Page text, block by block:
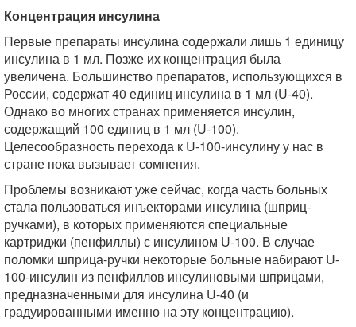
Концентрация инсулина
Первые препараты инсулина содержали лишь 1 единицу
инсулина в 1 мл. Позже их концентрация была
увеличена. Большинство препаратов, использующихся в
России, содержат 40 единиц инсулина в 1 мл (U-40).
Однако во многих странах применяется инсулин,
содержащий 100 единиц в 1 мл (U-100).
Целесообразность перехода к U-100-инсулину у нас в
стране пока вызывает сомнения.
Проблемы возникают уже сейчас, когда часть больных
стала пользоваться инъекторами инсулина (шприц-
ручками), в которых применяются специальные
картриджи (пенфиллы) с инсулином U-100. В случае
поломки шприца-ручки некоторые больные набирают U-
100-инсулин из пенфиллов инсулиновыми шприцами,
предназначенными для инсулина U-40 (и
градуированными именно на эту концентрацию).